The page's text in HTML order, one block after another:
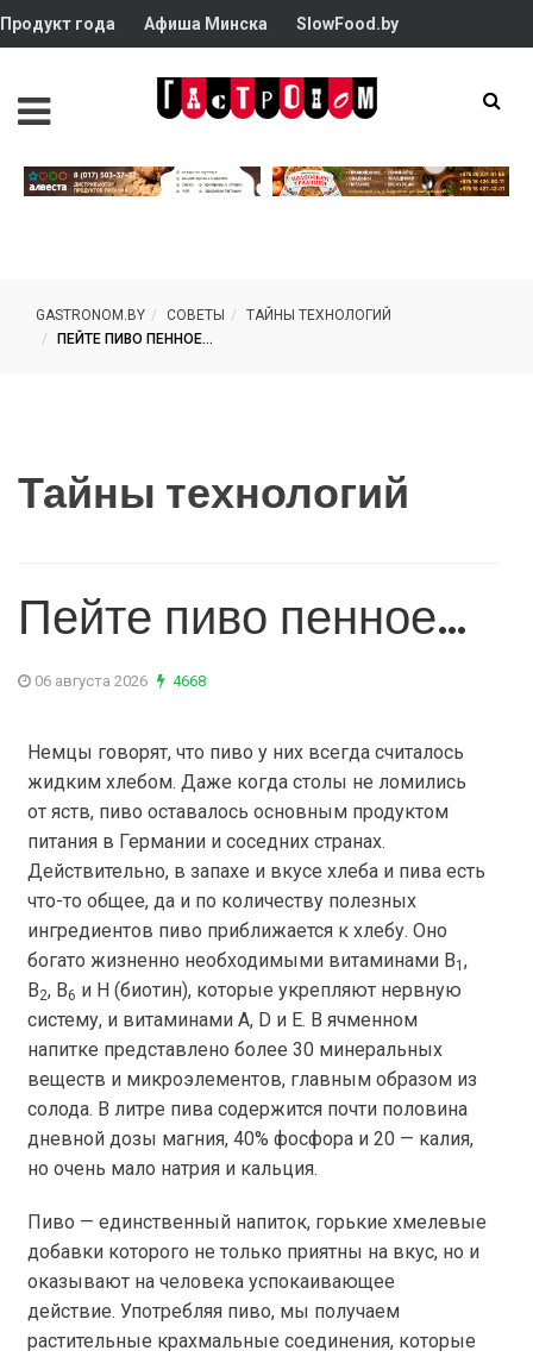
Продукт года Афиша Минска SlowFood.by
GASTRONOM.BY СОВЕТЫ
ТАЙНЫ ТЕХНОЛОГИЙ
ПЕЙТЕ ПИВО ПЕННОЕ…
Тайны технологий
Пейте пиво пенное…
06 августа 2026 4668
Немцы говорят, что пиво у них всегда считалось
жидким хлебом. Даже когда столы не ломились
от яств, пиво оставалось основным продуктом
питания в Германии и соседних странах.
Действительно, в запахе и вкусе хлеба и пива есть
что-то общее, да и по количеству полезных
ингредиентов пиво приближается к хлебу. Оно
богато жизненно необходимыми витаминами В1,
В2, В6 и Н (биотин), которые укрепляют нервную
систему, и витаминами А, D и Е. В ячменном
напитке представлено более 30 минеральных
веществ и микроэлементов, главным образом из
солода. В литре пива содержится почти половина
дневной дозы магния, 40% фосфора и 20 — калия,
но очень мало натрия и кальция.
Пиво — единственный напиток, горькие хмелевые
добавки которого не только приятны на вкус, но и
оказывают на человека успокаивающее
действие. Употребляя пиво, мы получаем
растительные крахмальные соединения, которые